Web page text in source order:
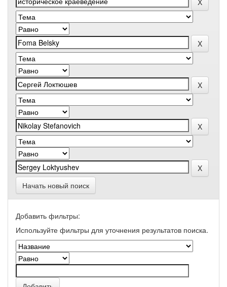
Начать новый поиск
Добавить фильтры:
Используйте фильтры для уточнения результатов поиска.